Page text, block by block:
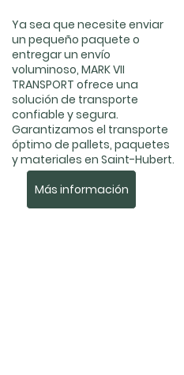
Ya sea que necesite enviar
un pequeño paquete o
entregar un envío
voluminoso, MARK VII
TRANSPORT ofrece una
solución de transporte
confiable y segura.
Garantizamos el transporte
óptimo de pallets, paquetes
y materiales en Saint-Hubert.
Más información